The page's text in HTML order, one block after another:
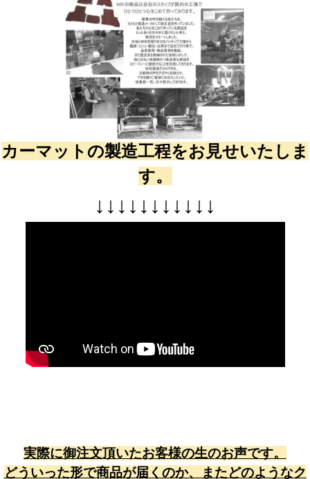
カーマットの製造工程をお見せいたしま
す。
↓ ↓ ↓ ↓ ↓ ↓ ↓ ↓ ↓ ↓ ↓
実際に御注文頂いたお客様の生のお声です。
どういった形で商品が届くのか、またどのようなク